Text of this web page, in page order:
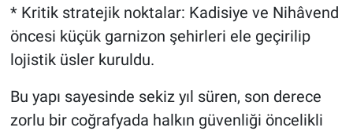
* Kritik stratejik noktalar: Kadisiye ve Nihâvend
öncesi küçük garnizon şehirleri ele geçirilip
lojistik üsler kuruldu.
Bu yapı sayesinde sekiz yıl süren, son derece
zorlu bir coğrafyada halkın güvenliği öncelikli